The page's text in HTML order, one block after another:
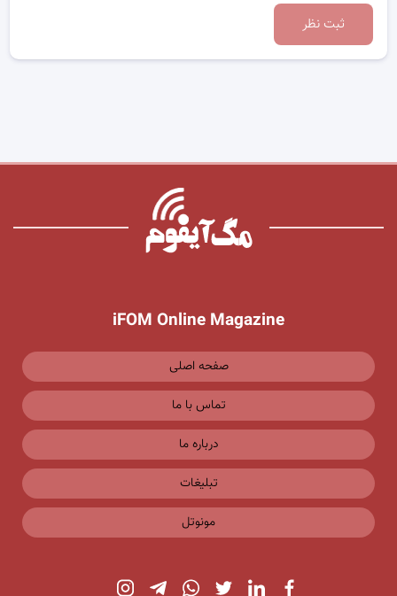
ثبت نظر
iFOM Online Magazine
صفحه اصلی
تماس با ما
درباره ما
تبلیغات
مونوتل